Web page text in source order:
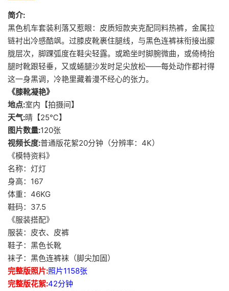
简介:
黑色机车套装利落又惹眼：皮质短款夹克配同料热裤，金属拉
链衬出冷感酷飒。过膝皮靴裹住腿线，与黑色连裤袜衔接出朦
胧层次，脚踝弧度在鞋尖轻露。或跪坐时脚腕微曲，或倚椅抬
腿时靴跟轻垂，又或蜷腿沙发时足尖放松——每处动作都衬得
这一身黑调，冷艳里藏着漫不经心的张力。
《膝靴凝艳》
地点:室内【拍摄间】
天气:晴【25℃】
图片数量:120张
视频长度:普通版花絮20分钟（分辨率：4K）
《模特资料》
名称：灯灯
身高：167
体重：46KG
鞋码：37.5
《服装搭配》
服装：皮衣、皮裤
鞋子：黑色长靴
袜子：黑色连裤袜（脚尖加固）
完整版照片:照片1158张
完整版花絮:42分钟